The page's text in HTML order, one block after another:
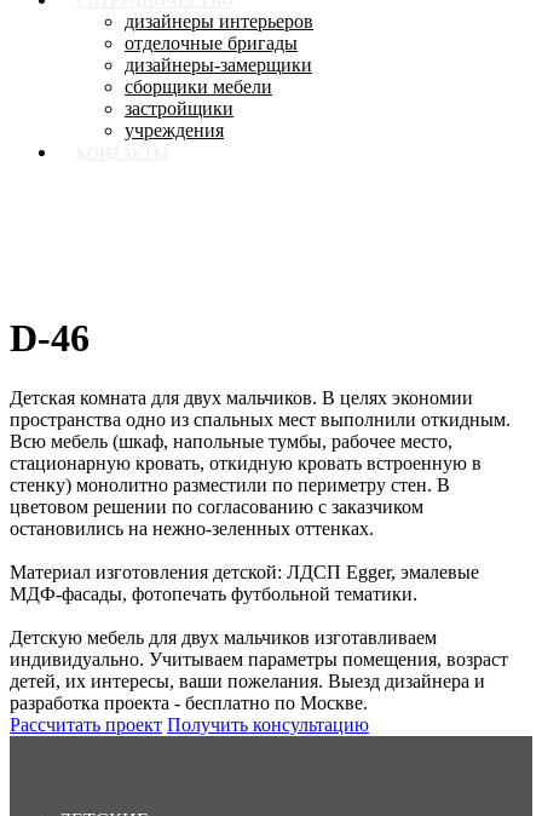
дизайнеры интерьеров
отделочные бригады
дизайнеры-замерщики
сборщики мебели
застройщики
учреждения
D-46
Детская комната для двух мальчиков. В целях экономии
пространства одно из спальных мест выполнили откидным.
Всю мебель (шкаф, напольные тумбы, рабочее место,
стационарную кровать, откидную кровать встроенную в
стенку) монолитно разместили по периметру стен. В
цветовом решении по согласованию с заказчиком
остановились на нежно-зеленных оттенках.
Материал изготовления детской: ЛДСП Egger, эмалевые
МДФ-фасады, фотопечать футбольной тематики.
Детскую мебель для двух мальчиков изготавливаем
индивидуально. Учитываем параметры помещения, возраст
детей, их интересы, ваши пожелания. Выезд дизайнера и
разработка проекта - бесплатно по Москве.
Рассчитать проект Получить консультацию